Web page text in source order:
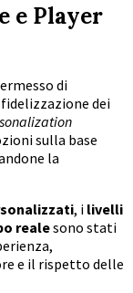
e Player
di
dei
sulla base
la
, i livelli
realesono stati
e il rispetto delle